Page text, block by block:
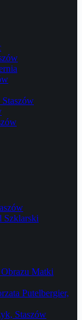
Szklarski
Matki
Putelbergier,
Staszów